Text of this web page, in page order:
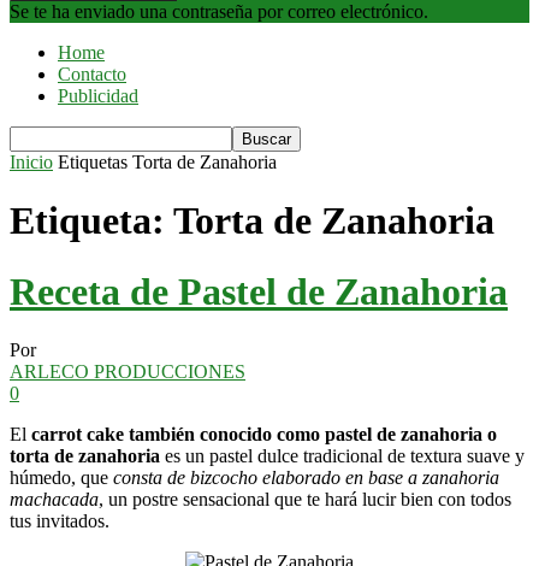
Se te ha enviado una contraseña por correo electrónico.
Home
Contacto
Publicidad
Inicio Etiquetas Torta de Zanahoria
Etiqueta: Torta de Zanahoria
Receta de Pastel de Zanahoria
Por
ARLECO PRODUCCIONES
0
El carrot cake también conocido como pastel de zanahoria o
torta de zanahoria es un pastel dulce tradicional de textura suave y
húmedo, que consta de bizcocho elaborado en base a zanahoria
machacada, un postre sensacional que te hará lucir bien con todos
tus invitados.